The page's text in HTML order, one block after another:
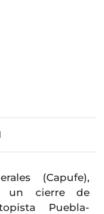
(Capufe),
un cierre de
Puebla-